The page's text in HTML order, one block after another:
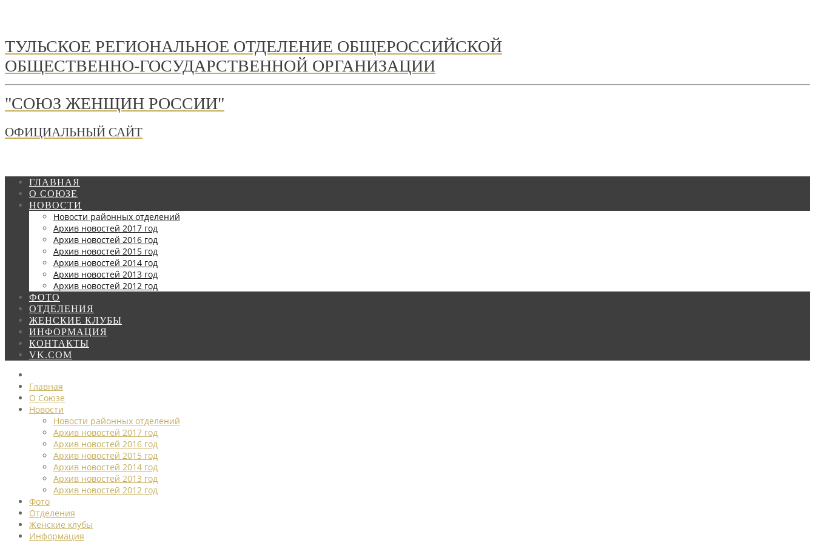
ТУЛЬСКОЕ РЕГИОНАЛЬНОЕ ОТДЕЛЕНИЕ ОБЩЕРОССИЙСКОЙ
ОБЩЕСТВЕННО-ГОСУДАРСТВЕННОЙ ОРГАНИЗАЦИИ
"СОЮЗ ЖЕНЩИН РОССИИ"
ОФИЦИАЛЬНЫЙ САЙТ
ГЛАВНАЯ
О СОЮЗЕ
НОВОСТИ
Новости районных отделений
Архив новостей 2017 год
Архив новостей 2016 год
Архив новостей 2015 год
Архив новостей 2014 год
Архив новостей 2013 год
Архив новостей 2012 год
ФОТО
ОТДЕЛЕНИЯ
ЖЕНСКИЕ КЛУБЫ
ИНФОРМАЦИЯ
КОНТАКТЫ
VK.COM
Главная
О Союзе
Новости
Новости районных отделений
Архив новостей 2017 год
Архив новостей 2016 год
Архив новостей 2015 год
Архив новостей 2014 год
Архив новостей 2013 год
Архив новостей 2012 год
Фото
Отделения
Женские клубы
Информация